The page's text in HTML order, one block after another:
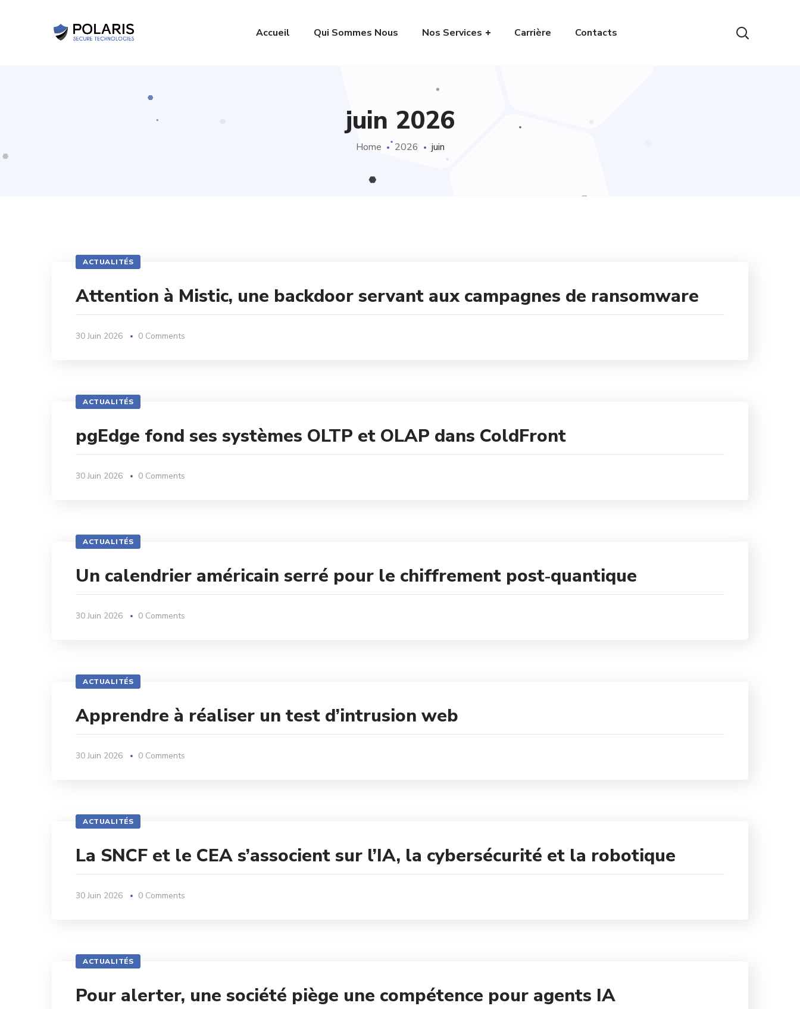
Accueil Qui Sommes Nous Nos Services Carrière Contacts
juin 2026
Home 2026 juin
ACTUALITÉS
Attention à Mistic, une backdoor servant aux campagnes de ransomware
30 Juin 2026 0 Comments
ACTUALITÉS
pgEdge fond ses systèmes OLTP et OLAP dans ColdFront
30 Juin 2026 0 Comments
ACTUALITÉS
Un calendrier américain serré pour le chiffrement post‑quantique
30 Juin 2026 0 Comments
ACTUALITÉS
Apprendre à réaliser un test d’intrusion web
30 Juin 2026 0 Comments
ACTUALITÉS
La SNCF et le CEA s’associent sur l’IA, la cybersécurité et la robotique
30 Juin 2026 0 Comments
ACTUALITÉS
Pour alerter, une société piège une compétence pour agents IA